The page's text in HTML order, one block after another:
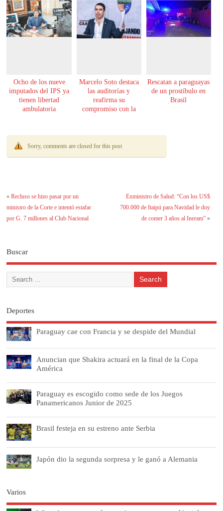
Ocho de los nueve
imputados del IPS ya
tienen libertad
ambulatoria
Marcelo Soto destaca
las auditorías y
reafirma su
compromiso con la
Rescatan a paraguayas
de un prostíbulo en
Brasil
Sorry, comments are closed for this post
«Recluso se hizo pasar por un
ministro de la Corte e intentó estafar
por G. 7 millones al Club Nacional
Exministro de Salud: “Con los US$
700.000 de Itaipú para Navidad le doy
de comer 3 años al Ineram”»
Buscar
Deportes
Paraguay cae con Francia y se despide del Mundial
Anuncian que Shakira actuará en la final de la Copa
América
Paraguay es escogido como sede de los Juegos
Panamericanos Junior de 2025
Brasil festeja en su estreno ante Serbia
Japón dio la segunda sorpresa y le ganó a Alemania
Varios